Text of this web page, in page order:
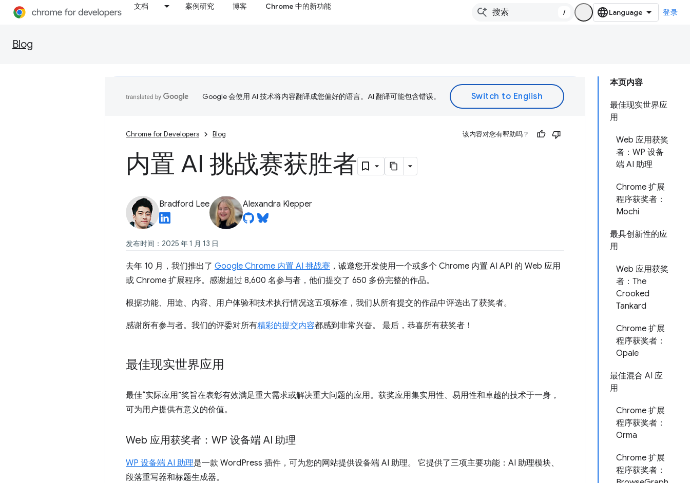
文档 案例研究 博客 Chrome 中的新功能
/ 登录
Blog
本页内容
最佳现实世界应
用
Web 应用获奖
者：WP 设备
端 AI 助理
Chrome 扩展
程序获奖者：
Mochi
最具创新性的应
用
Web 应用获奖
者：The
Crooked
Tankard
Chrome 扩展
程序获奖者：
Opale
最佳混合 AI 应
用
Chrome 扩展
程序获奖者：
Orma
Chrome 扩展
程序获奖者：
Google 会使用 AI 技术将内容翻译成您偏好的语言。AI 翻译可能包含错误。
Chrome for Developers Blog 该内容对您有帮助吗？
内置 AI 挑战赛获胜者
Bradford Lee Alexandra Klepper
发布时间：2025 年 1 月 13 日
去年 10 月，我们推出了 Google Chrome 内置 AI 挑战赛 ，诚邀您开发使用一个或多个 Chrome 内置 AI API 的 Web 应用
或 Chrome 扩展程序。感谢超过 8,600 名参与者，他们提交了 650 多份完整的作品。
根据功能、用途、内容、用户体验和技术执行情况这五项标准，我们从所有提交的作品中评选出了获奖者。
感谢所有参与者。我们的评委对所有精彩的提交内容都感到非常兴奋。 最后，恭喜所有获奖者！
最佳现实世界应用
最佳“实际应用”奖旨在表彰有效满足重大需求或解决重大问题的应用。获奖应用集实用性、易用性和卓越的技术于一身，
可为用户提供有意义的价值。
Web 应用获奖者：WP 设备端 AI 助理
WP 设备端 AI 助理是一款 WordPress 插件，可为您的网站提供设备端 AI 助理。 它提供了三项主要功能：AI 助理模块、
段落重写器和标题生成器。